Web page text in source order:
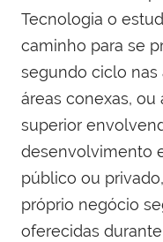
Tecnologia o
caminho para se
segundo ciclo nas
áreas conexas,
superior
desenvolvimento
público ou
próprio negócio
oferecidas